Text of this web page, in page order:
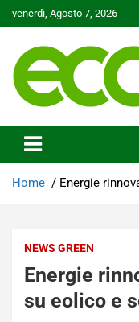
to
venerdì, Agosto 7, 2026
Ecoo.it
Home Energie
NEWS GREEN
Energie
su eolico e